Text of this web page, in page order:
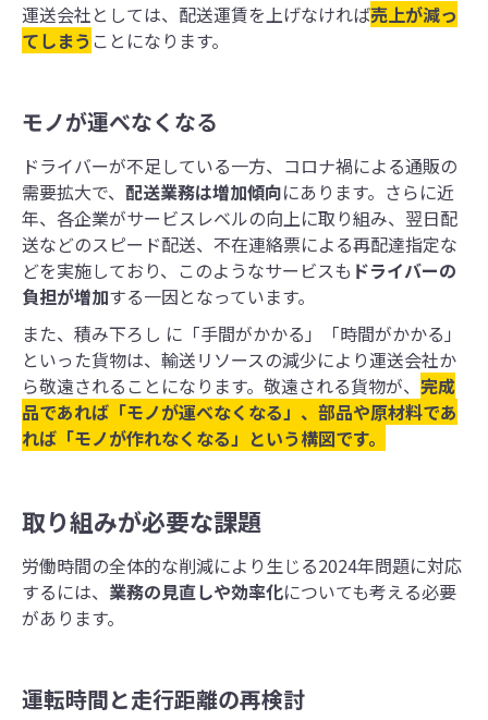
運送会社としては、配送運賃を上げなければ売上が減っ
てしまう ことになります。
モノが運べなくなる
ドライバーが不足している一方、コロナ禍による通販の
需要拡大で、 配送業務は増加傾向にあります。さらに近
年、各企業がサービスレベルの向上に取り組み、翌日配
送などのスピード配送、不在連絡票による再配達指定な
どを実施しており、このようなサービスも ドライバーの
負担が増加する一因となっています。
また、積み下ろし に「手間がかかる」「時間がかかる」
といった貨物は、輸送リソースの減少により運送会社か
ら敬遠されることになります。敬遠される貨物が、 完成
品であれば「モノが運べなくなる」、部品や原材料であ
れば「モノが作れなくなる」という構図です。
取り組みが必要な課題
労働時間の全体的な削減により生じる2024年問題に対応
するには、 業務の見直しや効率化についても考える必要
があります。
運転時間と走行距離の再検討